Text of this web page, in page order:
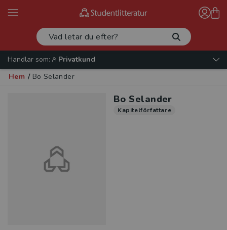
Handlar som:
Privatkund
Hem / Bo Selander
Bo Selander
Kapitelförfattare